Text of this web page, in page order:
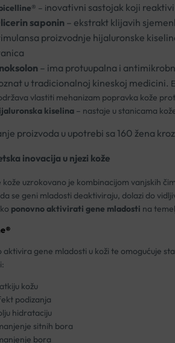
– inovativni sastojak koji
saponin – ekstrakt klijavih
proizvodnje hijaluronske
– ima protuupalna i
u tradicionalnoj kineskoj medicini.
vlastiti mehanizam popravka kože
kiselina– nastaje u stanicama
proizvoda u upotrebi sa 160 žena
inovacija u njezi kože
kože uzrokovano je kombinacijom vanjskih
se geni mladosti deaktiviraju, dolazi do
ponovno aktivirati gene mladosti na
aktivira gene mladosti u koži te omogućuje
kožu
podizanja
hidrataciju
sitnih bora
bora